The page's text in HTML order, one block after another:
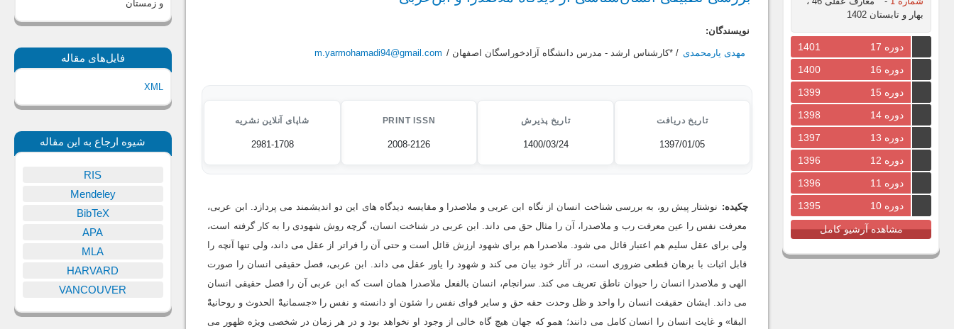
بهار و تابستان 1402
دوره 17
1401
دوره 16
1400
دوره 15
1399
دوره 14
1398
دوره 13
1397
دوره 12
1396
دوره 11
1396
دوره 10
1395
مشاهده آرشیو کامل
نویسندگان:
مهدی یارمحمدی / *کارشناس ارشد - مدرس دانشگاه آزادخوراسگان اصفهان / m.yarmohamadi94@gmail.com
تاریخ دریافت
1397/01/05
تاریخ پذیرش
1400/03/24
PRINT ISSN
2008-2126
شاپای آنلاین نشریه
2981-1708
چکیده: نوشتار پیش رو، به بررسی شناخت انسان از نگاه ابن عربی و ملاصدرا و مقایسه دیدگاه های این دو اندیشمند می پردازد. ابن عربی،
معرفت نفس را عین معرفت رب و ملاصدرا، آن را مثال حق می داند. ابن عربی در شناخت انسان، گرچه روش شهودی را به کار گرفته است،
ولی برای عقل سلیم هم اعتبار قائل می شود. ملاصدرا هم برای شهود ارزش قائل است و حتی آن را فراتر از عقل می داند، ولی تنها آنچه را
قابل اثبات با برهان قطعی ضروری است، در آثار خود بیان می کند و شهود را یاور عقل می داند. ابن عربی، فصل حقیقی انسان را صورت
الهی و ملاصدرا انسان را حیوان ناطق تعریف می کند. سرانجام، انسان بالفعل ملاصدرا همان است که ابن عربی آن را فصل حقیقی انسان
می داند. ایشان حقیقت انسان را واحد و ظل وحدت حقه حق و سایر قوای نفس را شئون او دانسته و نفس را «جسمانیهًْ الحدوث و روحانیهًْ
البقا» و غایت انسان را انسان کامل می دانند؛ همو که جهان هیچ گاه خالی از وجود او نخواهد بود و در هر زمان در شخصی ویژه ظهور می
و زمستان
فایل‌های مقاله
XML
شیوه ارجاع به این مقاله
RIS
Mendeley
BibTeX
APA
MLA
HARVARD
VANCOUVER